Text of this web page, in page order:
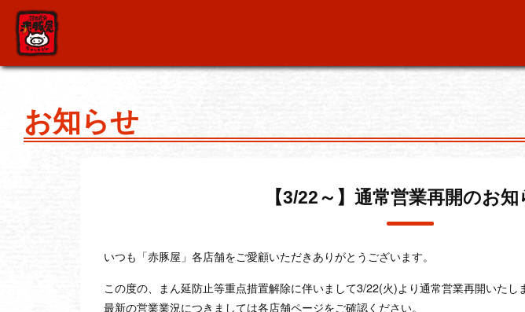
お知らせ
【3/22～】通常営業再開のお知
いつも「赤豚屋」各店舗をご愛顧いただきありがとうございます。
この度の、まん延防止等重点措置解除に伴いまして3/22(火)より通常営業再開いたし
最新の営業業況につきましては各店舗ページをご確認ください。